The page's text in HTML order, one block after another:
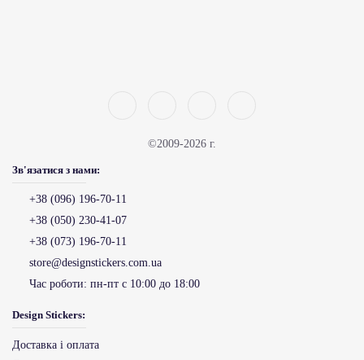
©2009-2026 г.
Зв'язатися з нами:
+38 (096) 196-70-11
+38 (050) 230-41-07
+38 (073) 196-70-11
store@designstickers.com.ua
Час роботи: пн-пт с 10:00 до 18:00
Design Stickers:
Доставка і оплата